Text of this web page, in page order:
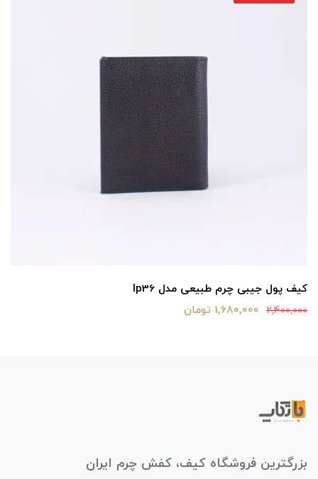
کیف پول جیبی چرم طبیعی مدل lp36
2,400,000 1,680,000 تومان
بزرگترین فروشگاه کیف، کفش چرم ایران